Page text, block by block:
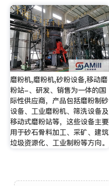
磨粉机,磨粉机,砂粉设备,移动磨
粉站-、研发、销售为一体的国
际性供应商，产品包括磨粉制砂
设备、工业磨粉机、筛洗设备及
移动式磨粉站等，这些设备主要
用于砂石骨料加工、采矿、建筑
垃圾资源化、工业制粉等方向。